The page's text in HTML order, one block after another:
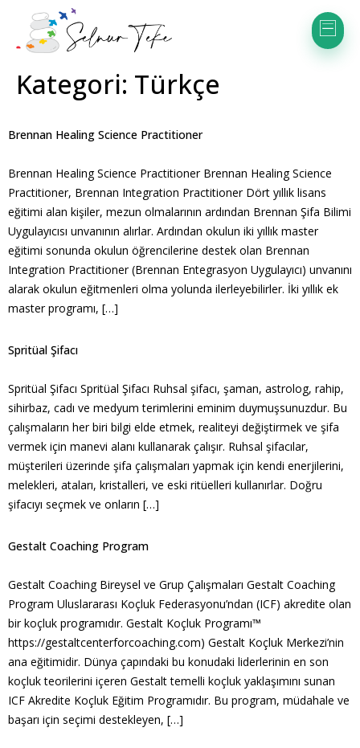
Kategori: Türkçe
Brennan Healing Science Practitioner
Brennan Healing Science Practitioner Brennan Healing Science
Practitioner, Brennan Integration Practitioner Dört yıllık lisans
eğitimi alan kişiler, mezun olmalarının ardından Brennan Şifa Bilimi
Uygulayıcısı unvanının alırlar. Ardından okulun iki yıllık master
eğitimi sonunda okulun öğrencilerine destek olan Brennan
Integration Practitioner (Brennan Entegrasyon Uygulayıcı) unvanını
alarak okulun eğitmenleri olma yolunda ilerleyebilirler. İki yıllık ek
master programı, […]
Spritüal Şifacı
Spritüal Şifacı Spritüal Şifacı Ruhsal şifacı, şaman, astrolog, rahip,
sihirbaz, cadı ve medyum terimlerini eminim duymuşsunuzdur. Bu
çalışmaların her biri bilgi elde etmek, realiteyi değiştirmek ve şifa
vermek için manevi alanı kullanarak çalışır. Ruhsal şifacılar,
müşterileri üzerinde şifa çalışmaları yapmak için kendi enerjilerini,
melekleri, ataları, kristalleri, ve eski ritüelleri kullanırlar. Doğru
şifacıyı seçmek ve onların […]
Gestalt Coaching Program
Gestalt Coaching Bireysel ve Grup Çalışmaları Gestalt Coaching
Program Uluslararası Koçluk Federasyonu’ndan (ICF) akredite olan
bir koçluk programıdır. Gestalt Koçluk Programı™
https://gestaltcenterforcoaching.com) Gestalt Koçluk Merkezi’nin
ana eğitimidir. Dünya çapındaki bu konudaki liderlerinin en son
koçluk teorilerini içeren Gestalt temelli koçluk yaklaşımını sunan
ICF Akredite Koçluk Eğitim Programıdır. Bu program, müdahale ve
başarı için seçimi destekleyen, […]